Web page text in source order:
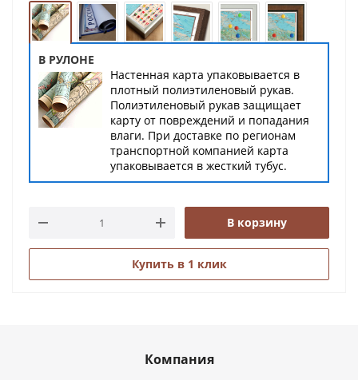
В РУЛОНЕ
Настенная карта упаковывается в
плотный полиэтиленовый рукав.
Полиэтиленовый рукав защищает
карту от повреждений и попадания
влаги. При доставке по регионам
транспортной компанией карта
упаковывается в жесткий тубус.
В корзину
Купить в 1 клик
Компания